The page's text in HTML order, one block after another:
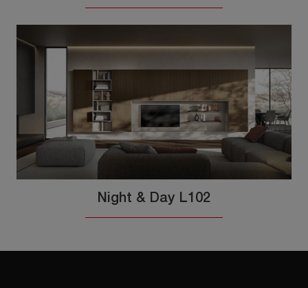
Night & Day L102